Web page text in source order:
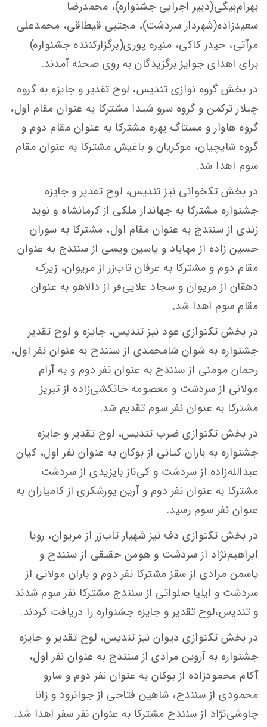
بهرام‌بیگی(دبیر اجرایی جشنواره)، محمدرضا
سعیدزاده(شهردار سردشت)، مجتبی قیطاقی، محمدعلی
مرآتی، حیدر کاکی، منیره پوری(برگزارکننده جشنواره)
برای اهدای جوایز برگزیدگان به روی صحنه آمدند.
در بخش گروه نوازی تندیس، لوح تقدیر و جایزه به گروه
چیلار ترکمن و گروه سرو شیدا مشترکا به عنوان مقام اول،
گروه هاوار و مستاگ پهره مشترکا به عنوان مقام دوم و
گروه شایچیان، موکریان و باغیش مشترکا به عنوان مقام
سوم اهدا شد.
در بخش تکخوانی نیز تندیس، لوح تقدیر و جایزه
جشنواره مشترکا به جهاندار ملکی از کرمانشاه و نوید
زندی از سنندج به عنوان مقام اول، مشترکا به سوران
حسین زاده از مهاباد و یاسین ویسی از سنندج به عنوان
مقام دوم و مشترکا به عرفان تاب‌زر از مریوان، زیرک
دهقان از مریوان و سجاد علایی‌فر از دالاهو به عنوان
مقام سوم اهدا شد.
در بخش تکنوازی عود نیز تندیس، جایزه و لوح تقدیر
جشنواره به شوان شامحمدی از سنندج به عنوان نفر اول،
رحمان مومنی از سنندج به عنوان نفر دوم و به آرام
مولانی از سردشت و معصومه خانکشی‌زاده از تبریز
مشترکا به عنوان نفر سوم تقدیم شد.
در بخش تکنوازی ضرب تندیس، لوح تقدیر و جایزه
جشنواره به باران کیانی از بوکان به عنوان نفر اول، کیان
عبدالله‌زاده از سردشت و کی‌ناز بایزیدی از سردشت
مشترکا به عنوان نفر دوم و آرین پورشکری از کامیاران به
عنوان نفر سوم رسید.
در بخش تکنوازی دف نیز شهیار تاب‌زر از مریوان، رویا
ابراهیم‌نژاد از سردشت و هومن حقیقی از سنندج و
یاسمن مرادی از سقز مشترکا نفر دوم و باران مولانی از
سردشت و ایلیا صلواتی از سنندج مشترکا نفر سوم شدند
و تندیس،لوح تقدیر و جایزه جشنواره را دریافت کردند.
در بخش تکنوازی دیوان نیز تندیس، لوح تقدیر و جایزه
جشنواره به آروین مرادی از سنندج به عنوان نفر اول،
آکام محمودزاده از بوکان به عنوان نفر دوم و سارو
محمودی از سنندج، شاهین فتاحی از جوانرود و زانا
چاوشی‌نژاد از سنندج مشترکا به عنوان نفر سفر اهدا شد.